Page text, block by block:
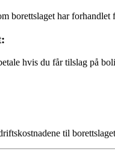
borettslaget har
hvis du får tilslag på
til